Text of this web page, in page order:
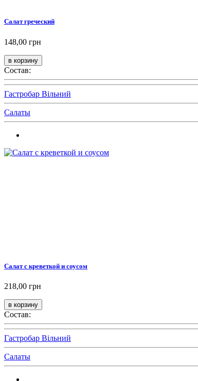
Салат греческий
148,00 грн
Состав:
Гастробар Вільний
Салаты
Салат с креветкой и соусом
218,00 грн
Состав:
Гастробар Вільний
Салаты